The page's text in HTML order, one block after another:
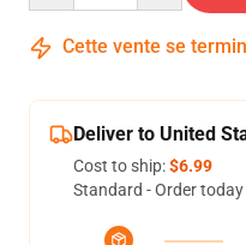
Cette vente se
Deliver to United
Cost to ship:$6.99
Standard - Order